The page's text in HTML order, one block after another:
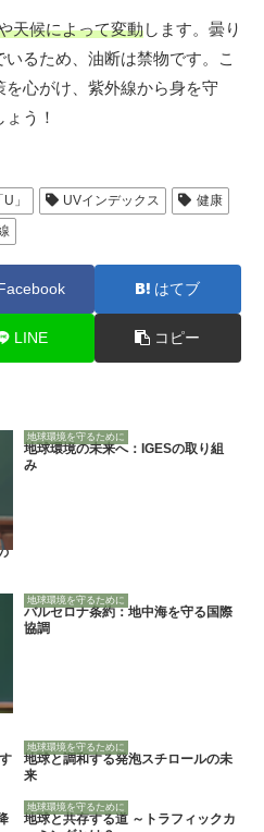
天候によって変動します。曇り
るため、油断は禁物です。こ
心がけ、紫外線から身を守
う！
U」 UVインデックス
健康
はてブ
LINE コピー
地球環境を守るために
地球環境の未来へ：IGESの取り組
み
地球環境を守るために
バルセロナ条約：地中海を守る国際
協調
地球環境を守るために
地球と調和する発泡スチロールの未
来
地球環境を守るために
地球と共存する道 ～トラフィックカ